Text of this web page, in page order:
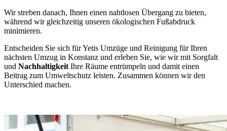
Wir streben danach, Ihnen einen nahtlosen Übergang zu bieten,
während wir gleichzeitig unseren ökologischen Fußabdruck
minimieren.
Entscheiden Sie sich für Yetis Umzüge und Reinigung für Ihren
nächsten Umzug in Konstanz und erleben Sie, wie wir mit Sorgfalt
und Nachhaltigkeit Ihre Räume entrümpeln und damit einen
Beitrag zum Umweltschutz leisten. Zusammen können wir den
Unterschied machen.